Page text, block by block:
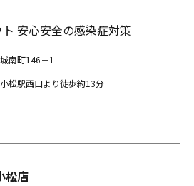
安心安全の感染症対策
南町146－1
松駅西口より徒歩約13分
松店